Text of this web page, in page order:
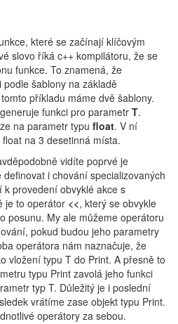
které se začínají klíčovým
slovo říká c++ kompilátoru, že se
funkce. To znamená, že
šablony na základě
příkladu máme dvě šablony.
funkci pro parametr T.
na parametr typu float. V ní
na 3 desetinná místa.
vidíte poprvé je
definovat i chování specializovaných
provedení obvyklé akce s
je to operátor <<, který se obvykle
posunu. My ale můžeme operátoru
pokud budou jeho parametry
operátora nám naznačuje, že
vložení typu T do Print. A přesně to
typu Print zavolá jeho funkci
typ T. Důležitý je i poslední
vrátíme zase objekt typu Print.
operátory za sebou.